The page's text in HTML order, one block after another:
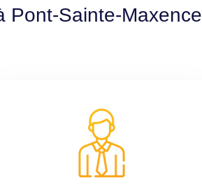
Pont-Sainte-Maxence